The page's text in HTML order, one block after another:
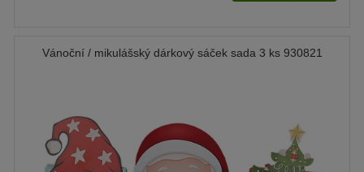
Vánoční / mikulášský dárkový sáček sada 3 ks 930821